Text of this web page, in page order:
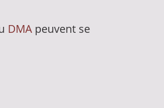
DMApeuvent se